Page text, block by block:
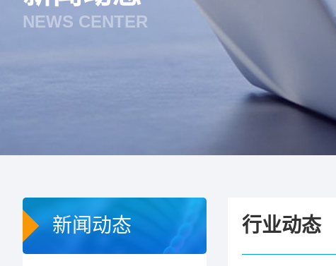
NEWS CENTER
新闻动态 行业动态